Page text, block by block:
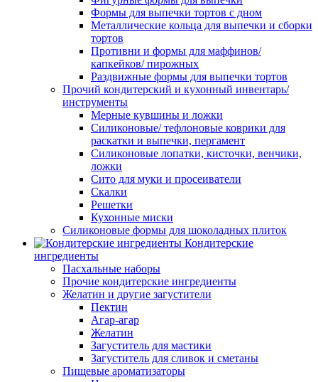
Формы для выпечки тортов с дном
Металлические кольца для выпечки и сборки
тортов
Противни и формы для маффинов/
капкейков/ пирожных
Раздвижные формы для выпечки тортов
Прочий кондитерский и кухонный инвентарь/
инструменты
Мерные кувшины и ложки
Силиконовые/ тефлоновые коврики для
раскатки и выпечки, пергамент
Силиконовые лопатки, кисточки, венчики,
ложки
Сито для муки и просеиватели
Скалки
Решетки
Кухонные миски
Силиконовые формы для шоколадных плиток
Кондитерские
ингредиенты
Пасхальные наборы
Прочие кондитерские ингредиенты
Желатин и другие загустители
Пектин
Агар-агар
Желатин
Загуститель для мастики
Загуститель для сливок и сметаны
Пищевые ароматизаторы